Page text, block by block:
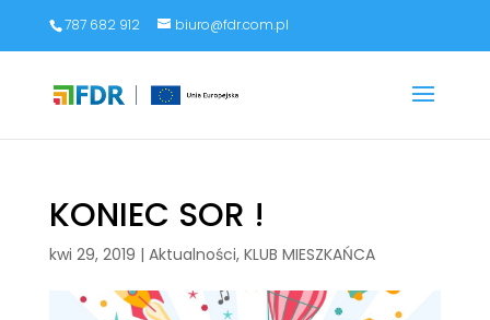
787 682 912 biuro@fdr.com.pl
KONIEC SOR !
kwi 29, 2019 | Aktualności, KLUB MIESZKAŃCA